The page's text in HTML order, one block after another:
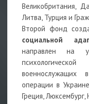
Великобритания,
Литва, Турция и
Второй фонд
социальной
направлен на
военнослужащих
операции в
Греция, Люксембург,